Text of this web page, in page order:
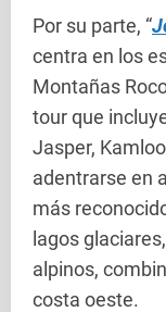
Por su parte, “
centra en los
Montañas
tour que
Jasper,
adentrarse en
más
lagos
alpinos,
costa oeste.